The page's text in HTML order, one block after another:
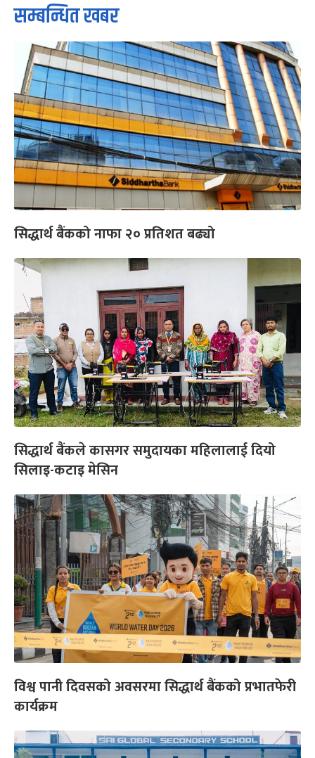
सम्बन्धित खबर
सिद्धार्थ बैंकको नाफा २० प्रतिशत बढ्यो
सिद्धार्थ बैंकले कासगर समुदायका महिलालाई दियो
सिलाइ-कटाइ मेसिन
विश्व पानी दिवसको अवसरमा सिद्धार्थ बैंकको प्रभातफेरी
कार्यक्रम